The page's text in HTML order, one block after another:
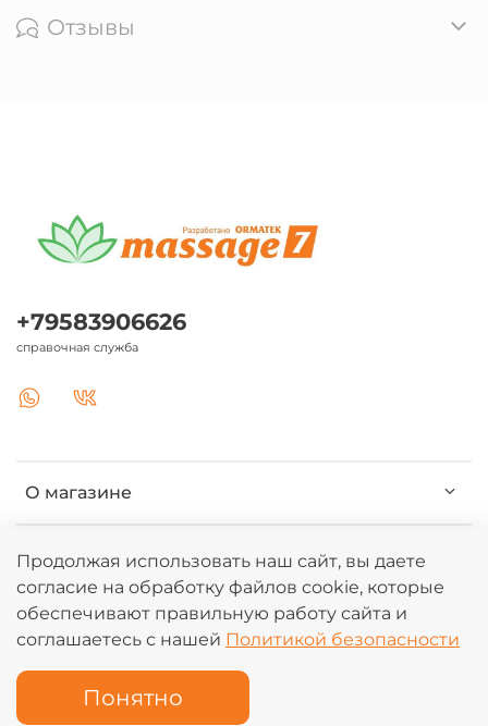
Отзывы
О магазине
Клиентам
Информация
+79583906626
справочная служба
Продолжая использовать наш сайт, вы даете
согласие на обработку файлов cookie, которые
обеспечивают правильную работу сайта и
соглашаетесь с нашей Политикой безопасности
Понятно